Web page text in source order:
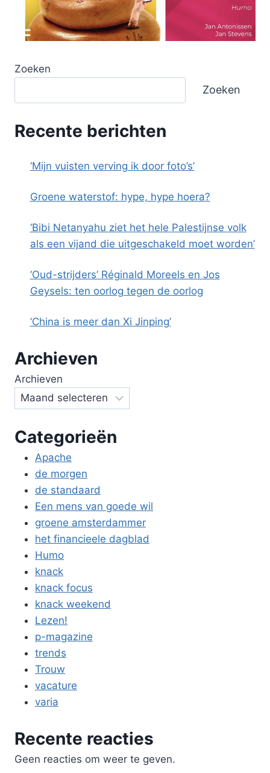
Zoeken
Zoeken
Recente berichten
‘Mijn vuisten verving ik door foto’s’
Groene waterstof: hype, hype hoera?
‘Bibi Netanyahu ziet het hele Palestijnse volk
als een vijand die uitgeschakeld moet worden’
‘Oud-strijders’ Réginald Moreels en Jos
Geysels: ten oorlog tegen de oorlog
‘China is meer dan Xi Jinping’
Archieven
Archieven
Categorieën
Apache
de morgen
de standaard
Een mens van goede wil
groene amsterdammer
het financieele dagblad
Humo
knack
knack focus
knack weekend
Lezen!
p-magazine
trends
Trouw
vacature
varia
Recente reacties
Geen reacties om weer te geven.